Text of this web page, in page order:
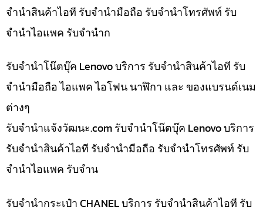
จำนำสินค้าไอที รับจำนำมือถือ รับจำนำโทรศัพท์ รับ
จำนำไอแพค รับจำนำก
รับจำนำโน๊ตบุ๊ค Lenovo บริการ รับจำนำสินค้าไอที รับ
จำนำมือถือ ไอแพค ไอโฟน นาฬิกา และ ของแบรนด์เนม
ต่างๆ
รับจํานําแจ้งวัฒนะ.com รับจำนำโน๊ตบุ๊ค Lenovo บริการ
รับจำนำสินค้าไอที รับจำนำมือถือ รับจำนำโทรศัพท์ รับ
จำนำไอแพค รับจำน
รับจำนำกระเป๋า CHANEL บริการ รับจำนำสินค้าไอที รับ